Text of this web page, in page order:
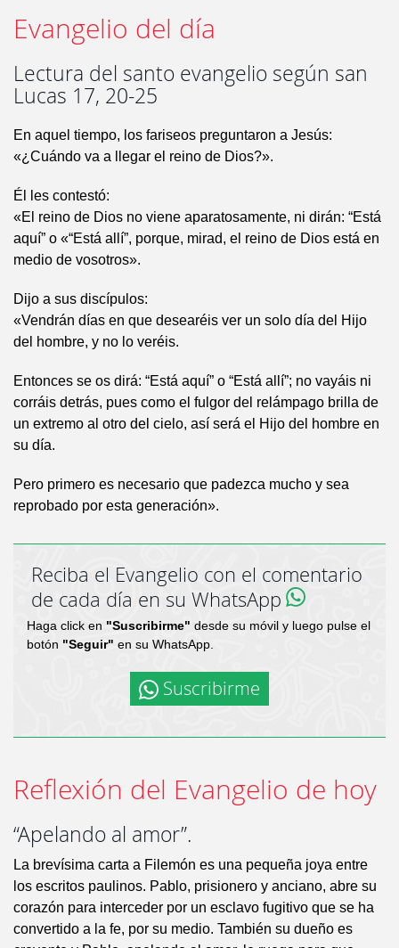
Evangelio del día
Lectura del santo evangelio según san
Lucas 17, 20-25
En aquel tiempo, los fariseos preguntaron a Jesús:
«¿Cuándo va a llegar el reino de Dios?».
Él les contestó:
«El reino de Dios no viene aparatosamente, ni dirán: “Está
aquí” o «“Está allí”, porque, mirad, el reino de Dios está en
medio de vosotros».
Dijo a sus discípulos:
«Vendrán días en que desearéis ver un solo día del Hijo
del hombre, y no lo veréis.
Entonces se os dirá: “Está aquí” o “Está allí”; no vayáis ni
corráis detrás, pues como el fulgor del relámpago brilla de
un extremo al otro del cielo, así será el Hijo del hombre en
su día.
Pero primero es necesario que padezca mucho y sea
reprobado por esta generación».
Reciba el Evangelio con el comentario
de cada día en su WhatsApp
Haga click en "Suscribirme" desde su móvil y luego pulse el
botón "Seguir" en su WhatsApp.
Suscribirme
Reflexión del Evangelio de hoy
“Apelando al amor”.
La brevísima carta a Filemón es una pequeña joya entre
los escritos paulinos. Pablo, prisionero y anciano, abre su
corazón para interceder por un esclavo fugitivo que se ha
convertido a la fe, por su medio. También su dueño es